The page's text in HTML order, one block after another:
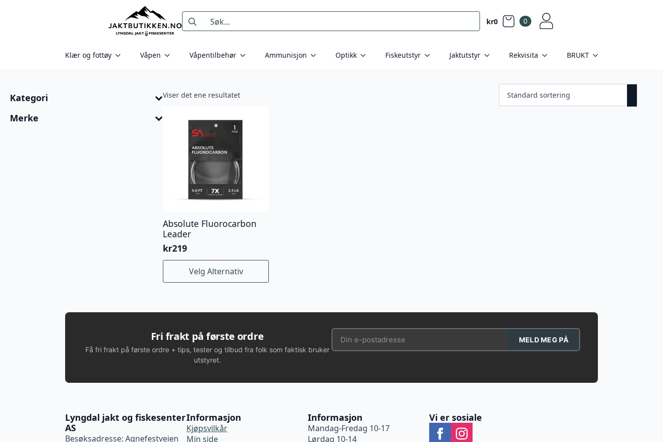
Search
for:
kr0 0
Klær og fottøy Våpen Våpentilbehør Ammunisjon Optikk Fiskeutstyr Jaktutstyr Rekvisita BRUKT
Kategori
Merke
Viser det ene resultatet
Absolute Fluorocarbon
Leader
kr219
Velg Alternativ
Dette
produktet
kan
velges
på
produktsiden
Fri frakt på første ordre
Få fri frakt på første ordre + tips, tester og tilbud fra folk som faktisk bruker
utstyret.
MELD MEG PÅ
Lyngdal jakt og fiskesenter
AS
Besøksadresse: Agnefestveien
Informasjon
Kjøpsvilkår
Min side
Informasjon
Mandag-Fredag 10-17
Lørdag 10-14
Vi er sosiale